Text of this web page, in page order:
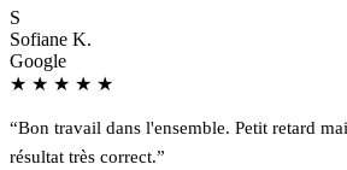
S
Sofiane K.
Google
★ ★ ★ ★ ★
“Bon travail dans l'ensemble. Petit retard
résultat très correct.”